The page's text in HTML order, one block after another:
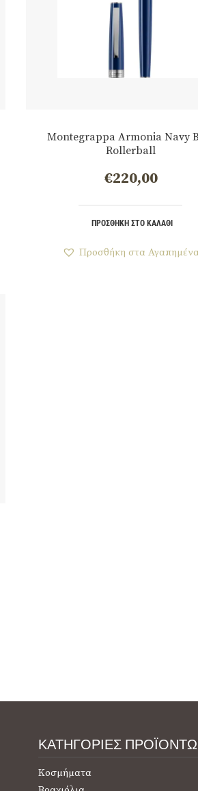
Montegrappa Armonia Navy
Rollerball
€220,00
ΠΡΟΣΘΉΚΗ ΣΤΟ ΚΑΛΆΘΙ
Προσθήκη στα Αγαπημένα
ΚΑΤΗΓΟΡΙΕΣ
Κοσμήματα